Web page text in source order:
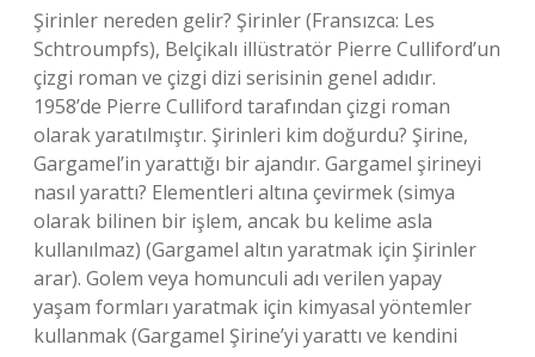
Şirinler nereden gelir? Şirinler (Fransızca: Les
Schtroumpfs), Belçikalı illüstratör Pierre Culliford’un
çizgi roman ve çizgi dizi serisinin genel adıdır.
1958’de Pierre Culliford tarafından çizgi roman
olarak yaratılmıştır. Şirinleri kim doğurdu? Şirine,
Gargamel’in yarattığı bir ajandır. Gargamel şirineyi
nasıl yarattı? Elementleri altına çevirmek (simya
olarak bilinen bir işlem, ancak bu kelime asla
kullanılmaz) (Gargamel altın yaratmak için Şirinler
arar). Golem veya homunculi adı verilen yapay
yaşam formları yaratmak için kimyasal yöntemler
kullanmak (Gargamel Şirine’yi yarattı ve kendini